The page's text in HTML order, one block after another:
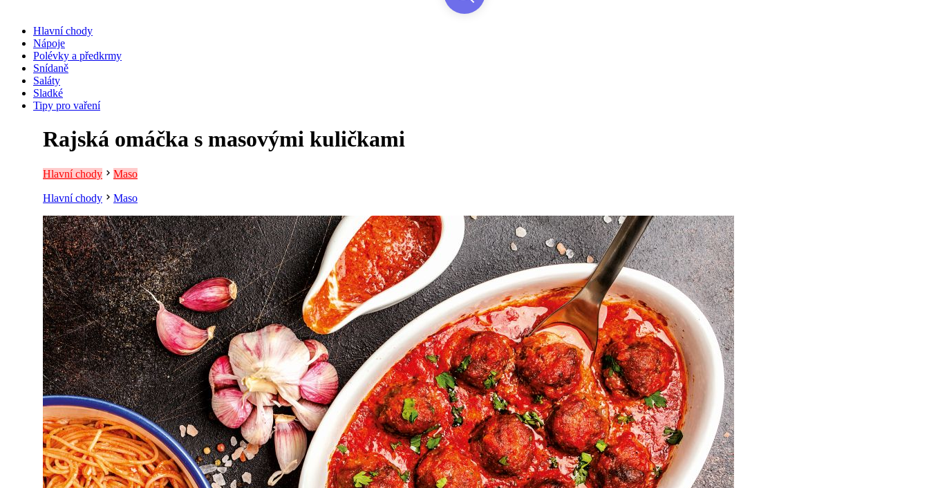
Hlavní chody
Nápoje
Polévky a předkrmy
Snídaně
Saláty
Sladké
Tipy pro vaření
Rajská omáčka s masovými kuličkami
Hlavní chody Maso
Hlavní chody Maso